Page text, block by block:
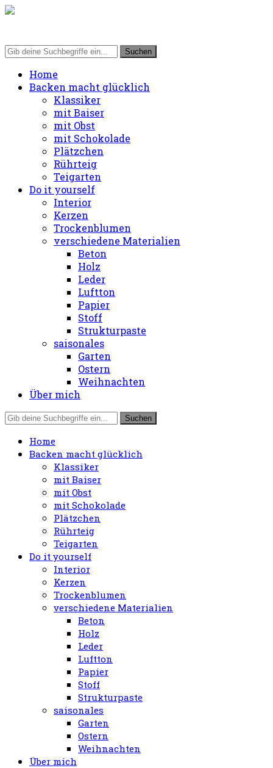
Home
Backen macht glücklich
Klassiker
mit Baiser
mit Obst
mit Schokolade
Plätzchen
Rührteig
Teigarten
Do it yourself
Interior
Kerzen
Trockenblumen
verschiedene Materialien
Beton
Holz
Leder
Luftton
Papier
Stoff
Strukturpaste
saisonales
Garten
Ostern
Weihnachten
Über mich
Home
Backen macht glücklich
Klassiker
mit Baiser
mit Obst
mit Schokolade
Plätzchen
Rührteig
Teigarten
Do it yourself
Interior
Kerzen
Trockenblumen
verschiedene Materialien
Beton
Holz
Leder
Luftton
Papier
Stoff
Strukturpaste
saisonales
Garten
Ostern
Weihnachten
Über mich